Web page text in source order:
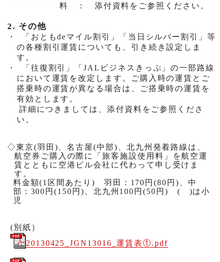
料 ： 添付資料をご参照ください。
2. その他
・ 「おともdeマイル割引」「当日シルバー割引」等
の各種割引運賃についても、引き続き設定しま
す。
・
「往復割引」「JAL ビジネスきっぷ」の一部路線
において運賃を改定します。ご購入時の運賃とご
搭乗時の運賃が異なる場合は、ご搭乗時の運賃を
有効とします。
詳細につきましては、添付資料をご参照くださ
い。
◇東京(羽田 ) 、名古屋(中部)
、北九州発着路線は、
航空券ご購入の際に「旅客施設使用料」を航空運
賃とともに空港ビル会社に代わって申し受けま
す。
料金額(1 区間あたり ) 羽田： 170 円(80 円 )
、中
部： 300 円(150 円 ) 、北九州 100 円(50 円 ) ( )は小
児
(別紙）
20130425_JGN13016_運賃表①.pdf